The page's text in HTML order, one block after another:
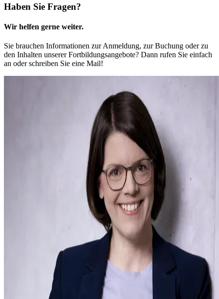
Haben Sie Fragen?
Wir helfen gerne weiter.
Sie brauchen Informationen zur Anmeldung, zur Buchung oder zu
den Inhalten unserer Fortbildungsangebote? Dann rufen Sie einfach
an oder schreiben Sie eine Mail!